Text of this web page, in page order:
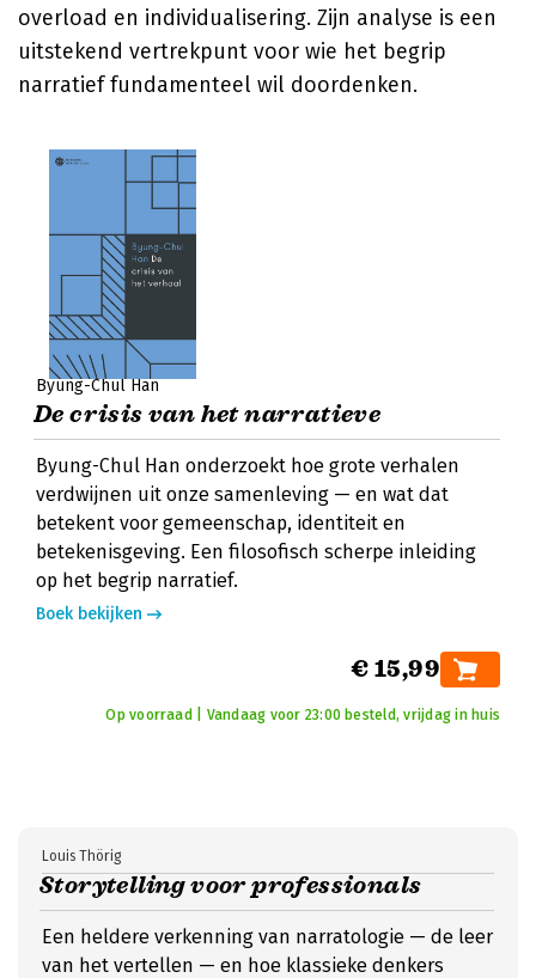
overload en individualisering. Zijn analyse is een
uitstekend vertrekpunt voor wie het begrip
narratief fundamenteel wil doordenken.
Byung-Chul Han
De crisis van het narratieve
Byung-Chul Han onderzoekt hoe grote verhalen
verdwijnen uit onze samenleving — en wat dat
betekent voor gemeenschap, identiteit en
betekenisgeving. Een filosofisch scherpe inleiding
op het begrip narratief.
Boek bekijken
€ 15,99
Op voorraad | Vandaag voor 23:00 besteld, vrijdag in huis
Storytelling voor professionals
Louis Thörig
Een heldere verkenning van narratologie — de leer
van het vertellen — en hoe klassieke denkers